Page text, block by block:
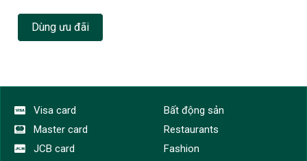
Dùng ưu đãi
Visa card
Master card
JCB card
Bất động sản
Restaurants
Fashion